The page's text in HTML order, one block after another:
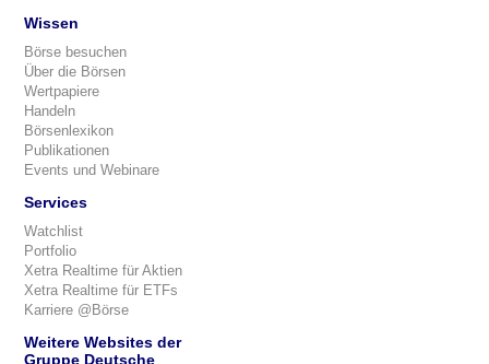
Wissen
Börse besuchen
Über die Börsen
Wertpapiere
Handeln
Börsenlexikon
Publikationen
Events und Webinare
Services
Watchlist
Portfolio
Xetra Realtime für Aktien
Xetra Realtime für ETFs
Karriere @Börse
Weitere Websites der
Gruppe Deutsche